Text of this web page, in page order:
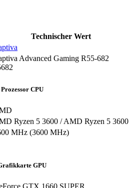
Technischer Wert
Advanced Gaming R55-682
Prozessor CPU
Ryzen 5 3600 / AMD Ryzen 5 3600
MHz (3600 MHz)
GPU